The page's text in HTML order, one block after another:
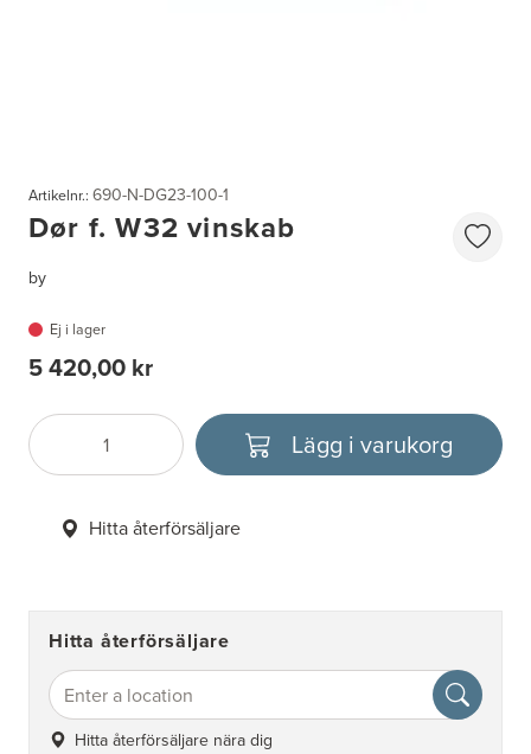
Artikelnr.: 690-N-DG23-100-1
Dør f. W32 vinskab
by
Ej i lager
5 420,00 kr
Antal
Välj enhet Lägg i varukorg
Hitta återförsäljare
Hitta återförsäljare
Hitta återförsäljare nära dig